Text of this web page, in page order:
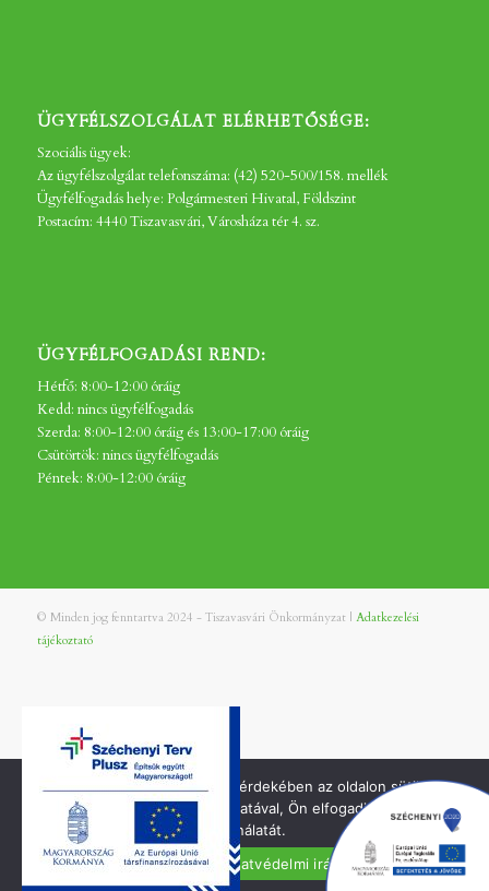
ÜGYFÉLSZOLGÁLAT ELÉRHETŐSÉGE:
Szociális ügyek:
Az ügyfélszolgálat telefonszáma: (42) 520-500/158. mellék
Ügyfélfogadás helye: Polgármesteri Hivatal, Földszint
Postacím: 4440 Tiszavasvári, Városháza tér 4. sz.
ÜGYFÉLFOGADÁSI REND:
Hétfő: 8:00-12:00 óráig
Kedd: nincs ügyfélfogadás
Szerda: 8:00-12:00 óráig és 13:00-17:00 óráig
Csütörtök: nincs ügyfélfogadás
Péntek: 8:00-12:00 óráig
© Minden jog fenntartva 2024 - Tiszavasvári Önkormányzat | Adatkezelési
tájékoztató
A jobb felhasználói élmény érdekében az oldalon sütiket
használunk. Oldalunk használatával, Ön elfogadja a cookie-k
használatát.
Elfogadom
Adatvédelmi irányelvek